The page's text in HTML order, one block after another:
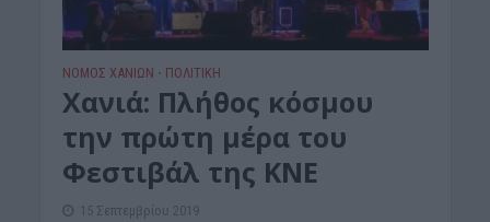
ΝΟΜΌΣ ΧΑΝΊΩΝ • ΠΟΛΙΤΙΚΗ
Χανιά: Πλήθος κόσμου
την πρώτη μέρα του
Φεστιβάλ της ΚΝΕ
15 Σεπτεμβρίου 2019